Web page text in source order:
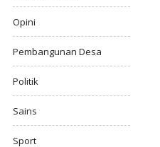
Opini
Pembangunan Desa
Politik
Sains
Sport